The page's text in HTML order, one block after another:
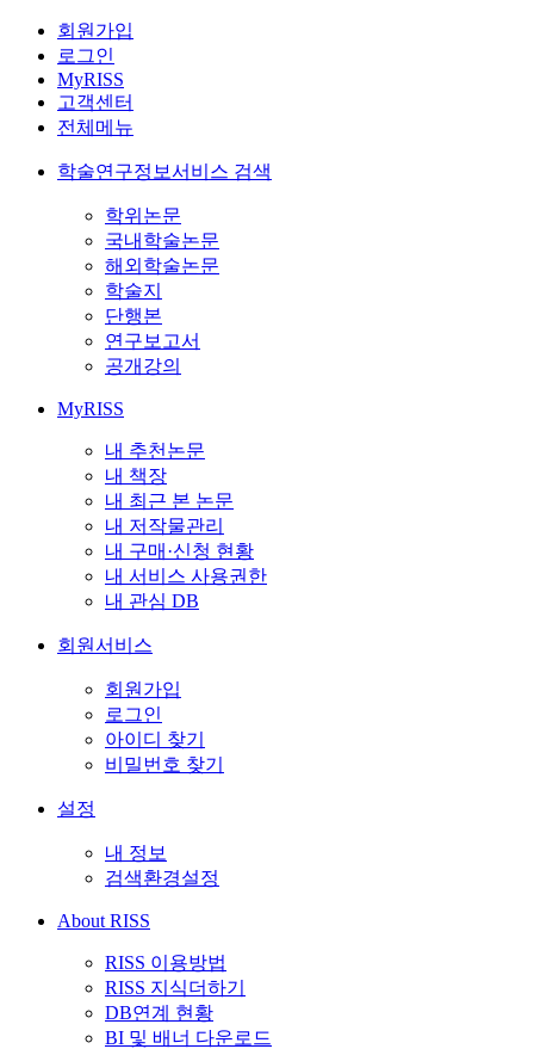
회원가입
로그인
MyRISS
고객센터
전체메뉴
학술연구정보서비스 검색
학위논문
국내학술논문
해외학술논문
학술지
단행본
연구보고서
공개강의
MyRISS
내 추천논문
내 책장
내 최근 본 논문
내 저작물관리
내 구매·신청 현황
내 서비스 사용권한
내 관심 DB
회원서비스
회원가입
로그인
아이디 찾기
비밀번호 찾기
설정
내 정보
검색환경설정
About RISS
RISS 이용방법
RISS 지식더하기
DB연계 현황
BI 및 배너 다운로드